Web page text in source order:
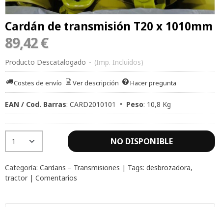
Cardán de transmisión T20 x 1010mm
89,42 €
Producto Descatalogado - (Imp. Incluidos)
Costes de envío Ver descripción Hacer pregunta
EAN / Cod. Barras: CARD2010101 • Peso: 10,8 Kg
NO DISPONIBLE
Categoría: Cardans – Transmisiones | Tags: desbrozadora
tractor | Comentarios